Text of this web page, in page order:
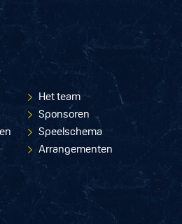
Het team
Sponsoren
Speelschema
Arrangementen